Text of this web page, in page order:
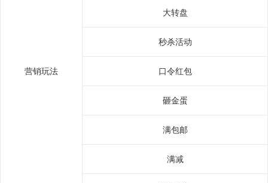
营销玩法
大转盘
秒杀活动
口令红包
砸金蛋
满包邮
满减